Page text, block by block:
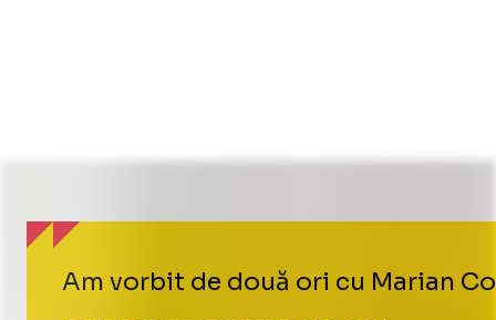
Am vorbit de două ori cu Marian